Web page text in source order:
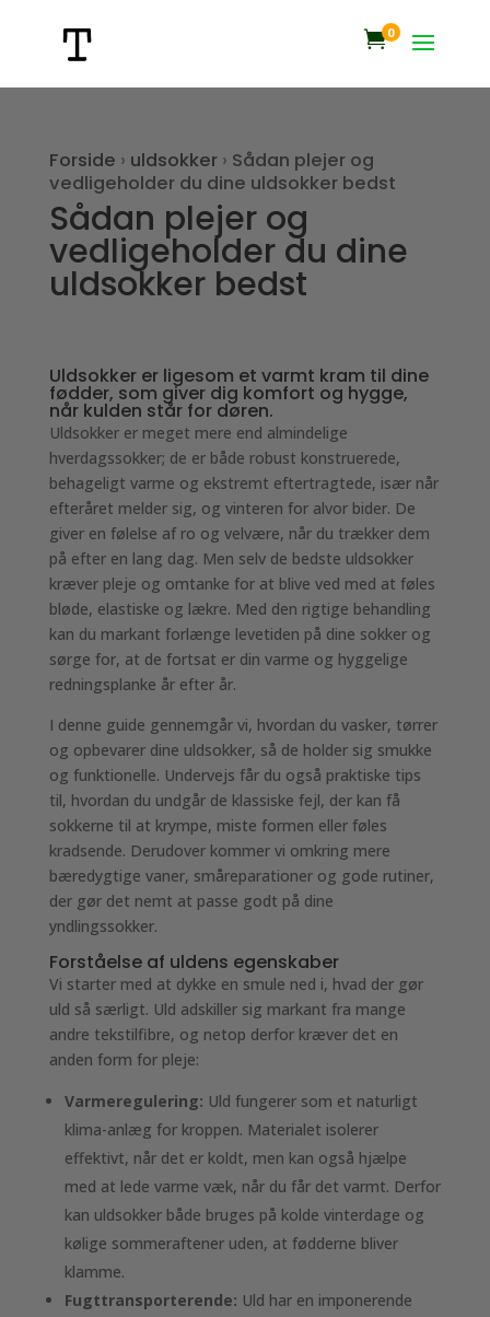
0
Forside › uldsokker › Sådan plejer og
vedligeholder du dine uldsokker bedst
Sådan plejer og
vedligeholder du dine
uldsokker bedst
Uldsokker er ligesom et varmt kram til dine
fødder, som giver dig komfort og hygge,
når kulden står for døren.
Uldsokker er meget mere end almindelige
hverdagssokker; de er både robust konstruerede,
behageligt varme og ekstremt eftertragtede, især når
efteråret melder sig, og vinteren for alvor bider. De
giver en følelse af ro og velvære, når du trækker dem
på efter en lang dag. Men selv de bedste uldsokker
kræver pleje og omtanke for at blive ved med at føles
bløde, elastiske og lækre. Med den rigtige behandling
kan du markant forlænge levetiden på dine sokker og
sørge for, at de fortsat er din varme og hyggelige
redningsplanke år efter år.
I denne guide gennemgår vi, hvordan du vasker, tørrer
og opbevarer dine uldsokker, så de holder sig smukke
og funktionelle. Undervejs får du også praktiske tips
til, hvordan du undgår de klassiske fejl, der kan få
sokkerne til at krympe, miste formen eller føles
kradsende. Derudover kommer vi omkring mere
bæredygtige vaner, småreparationer og gode rutiner,
der gør det nemt at passe godt på dine
yndlingssokker.
Forståelse af uldens egenskaber
Vi starter med at dykke en smule ned i, hvad der gør
uld så særligt. Uld adskiller sig markant fra mange
andre tekstilfibre, og netop derfor kræver det en
anden form for pleje:
Varmeregulering: Uld fungerer som et naturligt
klima-anlæg for kroppen. Materialet isolerer
effektivt, når det er koldt, men kan også hjælpe
med at lede varme væk, når du får det varmt. Derfor
kan uldsokker både bruges på kolde vinterdage og
kølige sommeraftener uden, at fødderne bliver
klamme.
Fugttransporterende: Uld har en imponerende